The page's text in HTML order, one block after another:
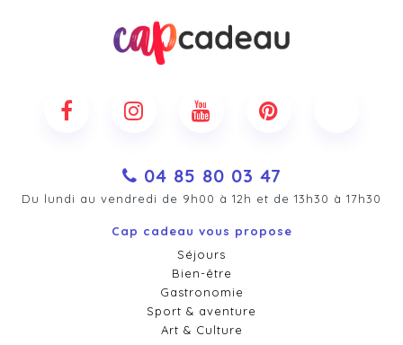
04 85 80 03 47
Du lundi au vendredi de 9h00 à 12h et de 13h30 à 17h30
Cap cadeau vous propose
Séjours
Bien-être
Gastronomie
Sport & aventure
Art & Culture